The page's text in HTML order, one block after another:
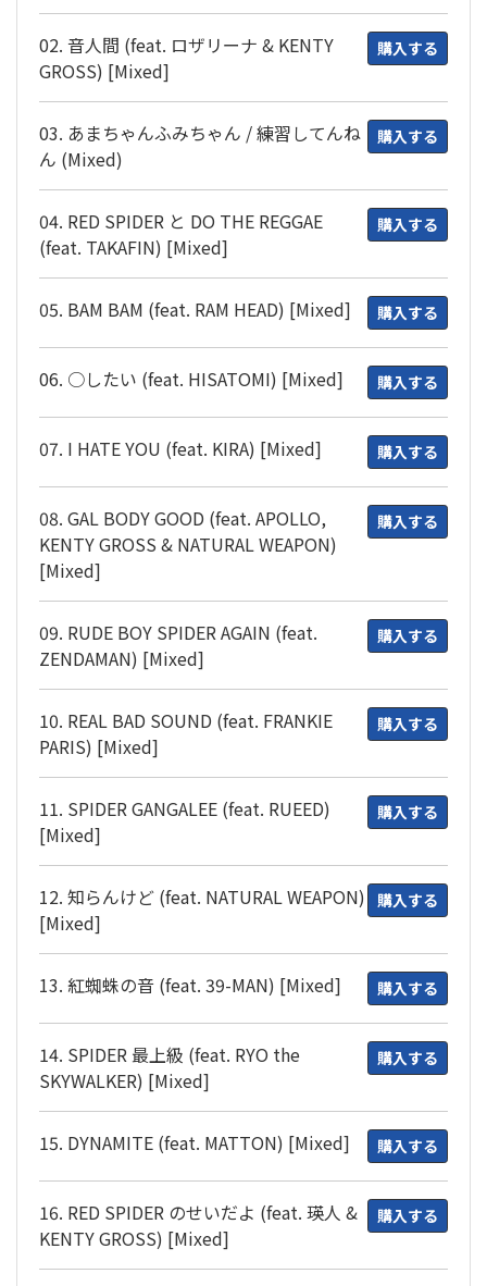
02. 音人間 (feat. ロザリーナ & KENTY
GROSS) [Mixed]
購入する
03. あまちゃんふみちゃん / 練習してんね
ん (Mixed)
購入する
04. RED SPIDER と DO THE REGGAE
(feat. TAKAFIN) [Mixed]
購入する
05. BAM BAM (feat. RAM HEAD) [Mixed] 購入する
06. ○したい (feat. HISATOMI) [Mixed] 購入する
07. I HATE YOU (feat. KIRA) [Mixed] 購入する
08. GAL BODY GOOD (feat. APOLLO,
KENTY GROSS & NATURAL WEAPON)
[Mixed]
購入する
09. RUDE BOY SPIDER AGAIN (feat.
ZENDAMAN) [Mixed]
購入する
10. REAL BAD SOUND (feat. FRANKIE
PARIS) [Mixed]
購入する
11. SPIDER GANGALEE (feat. RUEED)
[Mixed]
購入する
12. 知らんけど (feat. NATURAL WEAPON)
[Mixed]
購入する
13. 紅蜘蛛の音 (feat. 39-MAN) [Mixed] 購入する
14. SPIDER 最上級 (feat. RYO the
SKYWALKER) [Mixed]
購入する
15. DYNAMITE (feat. MATTON) [Mixed] 購入する
16. RED SPIDER のせいだよ (feat. 瑛人 &
KENTY GROSS) [Mixed]
購入する